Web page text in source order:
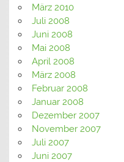
März 2010
Juli 2008
Juni 2008
Mai 2008
April 2008
März 2008
Februar 2008
Januar 2008
Dezember 2007
November 2007
Juli 2007
Juni 2007